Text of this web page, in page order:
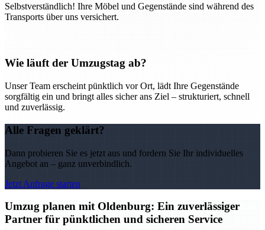
Selbstverständlich! Ihre Möbel und Gegenstände sind während des
Transports über uns versichert.
Wie läuft der Umzugstag ab?
Unser Team erscheint pünktlich vor Ort, lädt Ihre Gegenstände
sorgfältig ein und bringt alles sicher ans Ziel – strukturiert, schnell
und zuverlässig.
Alle Fragen geklärt?
Dann probieren Sie es jetzt aus und fordern Sie Ihr individuelles
Angebot an – ganz unverbindlich.
Jetzt Anfrage starten
Umzug planen mit Oldenburg: Ein zuverlässiger
Partner für pünktlichen und sicheren Service